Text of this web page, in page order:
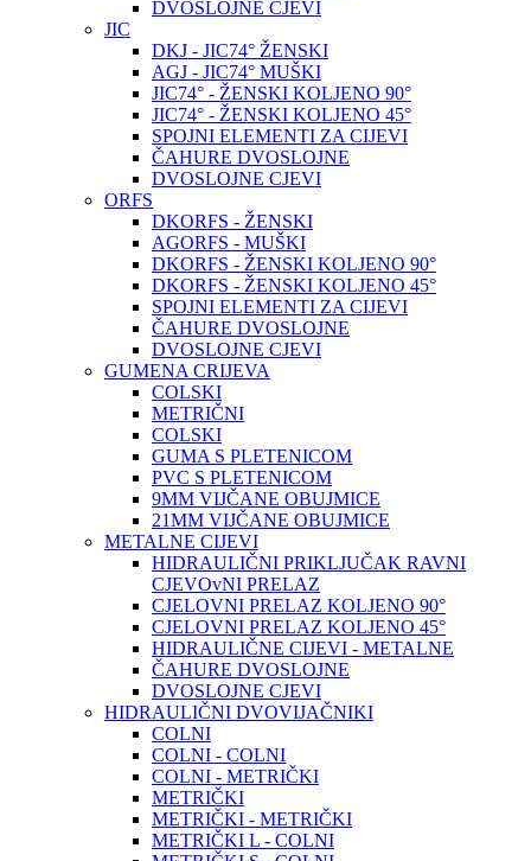
DVOSLOJNE CJEVI
JIC
DKJ - JIC74° ŽENSKI
AGJ - JIC74° MUŠKI
JIC74° - ŽENSKI KOLJENO 90°
JIC74° - ŽENSKI KOLJENO 45°
SPOJNI ELEMENTI ZA CIJEVI
ČAHURE DVOSLOJNE
DVOSLOJNE CJEVI
ORFS
DKORFS - ŽENSKI
AGORFS - MUŠKI
DKORFS - ŽENSKI KOLJENO 90°
DKORFS - ŽENSKI KOLJENO 45°
SPOJNI ELEMENTI ZA CIJEVI
ČAHURE DVOSLOJNE
DVOSLOJNE CJEVI
GUMENA CRIJEVA
COLSKI
METRIČNI
COLSKI
GUMA S PLETENICOM
PVC S PLETENICOM
9MM VIJČANE OBUJMICE
21MM VIJČANE OBUJMICE
METALNE CIJEVI
HIDRAULIČNI PRIKLJUČAK RAVNI
CJEVOvNI PRELAZ
CJELOVNI PRELAZ KOLJENO 90°
CJELOVNI PRELAZ KOLJENO 45°
HIDRAULIČNE CIJEVI - METALNE
ČAHURE DVOSLOJNE
DVOSLOJNE CJEVI
HIDRAULIČNI DVOVIJAČNIKI
COLNI
COLNI - COLNI
COLNI - METRIČKI
METRIČKI
METRIČKI - METRIČKI
METRIČKI L - COLNI